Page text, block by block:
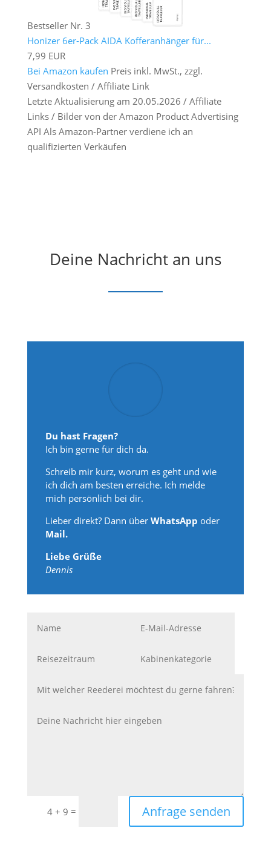
Bestseller Nr. 3
Honizer 6er-Pack AIDA Kofferanhänger für...
7,99 EUR
Bei Amazon kaufen Preis inkl. MwSt., zzgl.
Versandkosten / Affiliate Link
Letzte Aktualisierung am 20.05.2026 / Affiliate
Links / Bilder von der Amazon Product Advertising
API Als Amazon-Partner verdiene ich an
qualifizierten Verkäufen
Deine Nachricht an uns
Du hast Fragen?
Ich bin gerne für dich da.
Schreib mir kurz, worum es geht und wie
ich dich am besten erreiche. Ich melde
mich persönlich bei dir.
Lieber direkt? Dann überWhatsApp oder
Mail.
Liebe Grüße
Dennis
4 + 9 = Anfrage senden